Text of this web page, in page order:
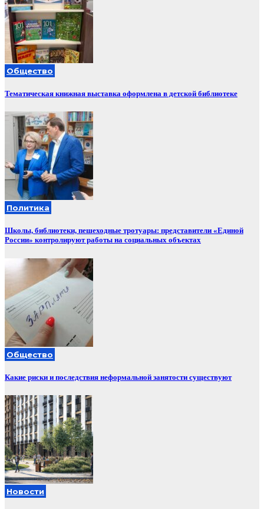
Общество
Тематическая книжная выставка оформлена в детской библиотеке
Политика
Школы, библиотеки, пешеходные тротуары: представители «Единой
России» контролируют работы на социальных объектах
Общество
Какие риски и последствия неформальной занятости существуют
Новости